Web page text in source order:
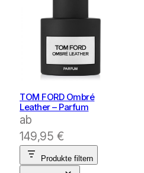
TOM FORD Ombré
Leather – Parfum
ab
149,95 €
Produkte filtern